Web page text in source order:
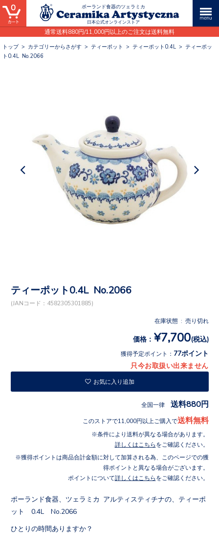
ポーランド食器のツェラミカ
日本公式オンラインストア
通常送料880円/11,000円以上のご注文は送料無料
0
トップ> カテゴリーからさがす > ティーポット > ティーポット0.4L > ティーポッ
ト0.4L No.2066
ティーポット0.4L No.2066
(JANコード：4582305301885)
在庫状態 : 売り切れ
価格： ¥7,700(税込)
獲得予定ポイント： 77ポイント
只今お取扱い出来ません
お気に入り追加
全国一律 送料880円
このストアで11,000円以上ご購入で送料無料
条件により送料が異なる場合があります。
詳しくはこちら をご確認ください。
獲得ポイントは商品合計金額に対して加算される為、このページでの獲
得ポイントと異なる場合がございます。
ポイントについて詳しくはこちら をご確認ください。
ポーランド食器、ツェラミカ アルティスティチナの、ティーポ
ット 0.4L No.2066
ひとりの時間ありますか？